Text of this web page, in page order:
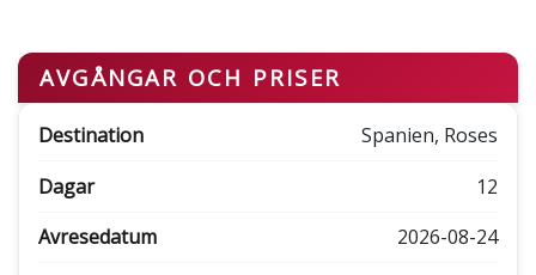
AVGÅNGAR OCH PRISER
Spanien, Roses
12
2026-08-24